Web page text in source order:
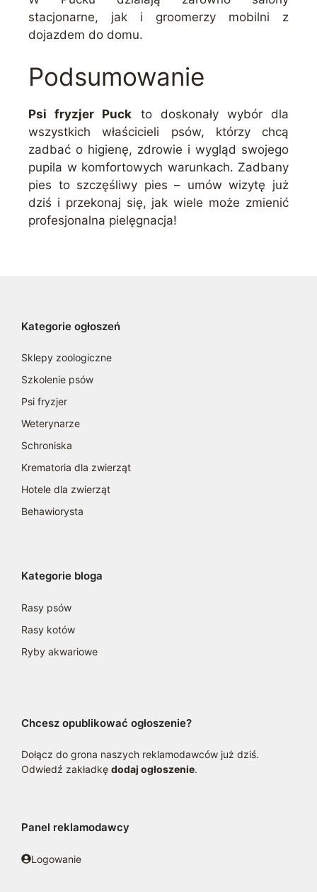
stacjonarne, jak i groomerzy mobilni z
dojazdem do domu.
Podsumowanie
Psi fryzjer Puck to doskonały wybór dla
wszystkich właścicieli psów, którzy chcą
zadbać o higienę, zdrowie i wygląd swojego
pupila w komfortowych warunkach. Zadbany
pies to szczęśliwy pies – umów wizytę już
dziś i przekonaj się, jak wiele może zmienić
profesjonalna pielęgnacja!
Kategorie ogłoszeń
Sklepy zoologiczne
Szkolenie psów
Psi fryzjer
Weterynarze
Schroniska
Krematoria dla zwierząt
Hotele dla zwierząt
Behawiorysta
Kategorie bloga
Rasy psów
Rasy kotów
Ryby akwariowe
Chcesz opublikować ogłoszenie?
Dołącz do grona naszych reklamodawców już dziś.
Odwiedź zakładkę dodaj ogłoszenie.
Panel reklamodawcy
Logowanie